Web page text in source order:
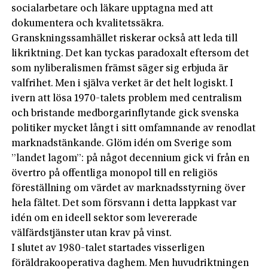
socialarbetare och läkare upptagna med att
dokumentera och kvalitetssäkra.
Granskningssamhället riskerar också att leda till
likriktning. Det kan tyckas paradoxalt eftersom det
som nyliberalismen främst säger sig erbjuda är
valfrihet. Men i själva verket är det helt logiskt. I
ivern att lösa 1970-talets problem med centralism
och bristande medborgarinflytande gick svenska
politiker mycket långt i sitt omfamnande av renodlat
marknadstänkande. Glöm idén om Sverige som
”landet lagom”: på något decennium gick vi från en
övertro på offentli­ga monopol till en religiös
föreställning om värdet av marknadsstyrning över
hela fältet. Det som försvann i detta lappkast var
idén om en ideell sektor som levererade
välfärdstjänster utan krav på vinst.
I slutet av 1980-talet startades visserligen
föräldrakooperativa daghem. Men huvudriktningen